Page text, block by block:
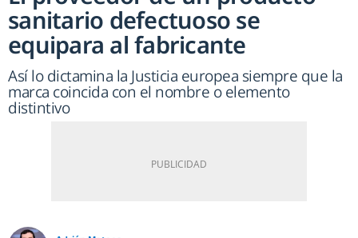
sanitario defectuoso se
equipara al fabricante
Así lo dictamina la Justicia europea siempre que la
marca coincida con el nombre o elemento
distintivo